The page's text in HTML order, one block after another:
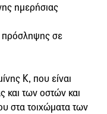
ημερήσιας
πρόσληψης σε
Κ, που είναι
και των οστών και
στα τοιχώματα των